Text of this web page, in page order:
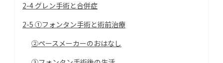
2-4 グレン手術と合併症
2-5 ①フォンタン手術と術前治療
②ペースメーカーのおはなし